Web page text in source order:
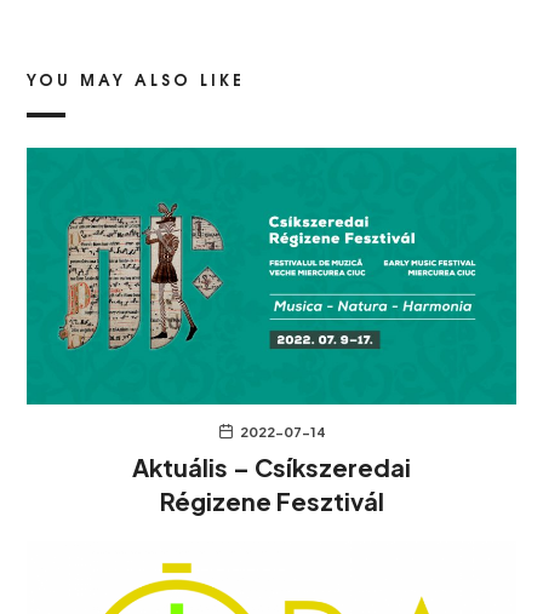
YOU MAY ALSO LIKE
2022-07-14
Aktuális – Csíkszeredai
Régizene Fesztivál